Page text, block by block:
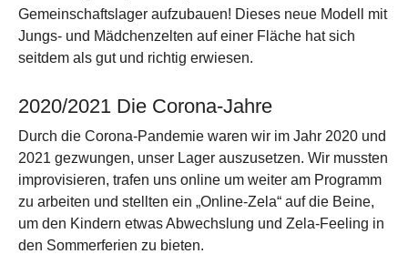
Gemeinschaftslager aufzubauen! Dieses neue Modell mit
Jungs- und Mädchenzelten auf einer Fläche hat sich
seitdem als gut und richtig erwiesen.
2020/2021 Die Corona-Jahre
Durch die Corona-Pandemie waren wir im Jahr 2020 und
2021 gezwungen, unser Lager auszusetzen. Wir mussten
improvisieren, trafen uns online um weiter am Programm
zu arbeiten und stellten ein „Online-Zela“ auf die Beine,
um den Kindern etwas Abwechslung und Zela-Feeling in
den Sommerferien zu bieten.